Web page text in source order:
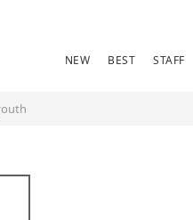
NEW BEST STAFF